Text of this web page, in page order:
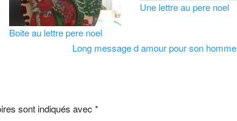
Boite au lettre pere noel
Une lettre au pere noel
Long message d amour pour son homme
sont indiqués avec *